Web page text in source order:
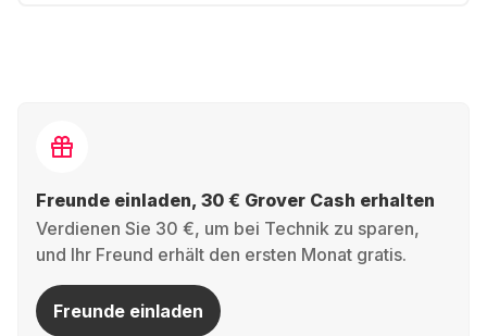
Freunde einladen, 30 € Grover Cash erhalten
Verdienen Sie 30 €, um bei Technik zu sparen,
und Ihr Freund erhält den ersten Monat gratis.
Freunde einladen